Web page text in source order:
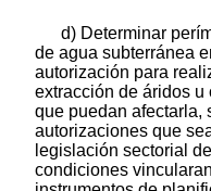
d) Determinar
de agua subterránea
autorización para
extracción de áridos
que puedan afectarla,
autorizaciones que
legislación sectorial
condiciones